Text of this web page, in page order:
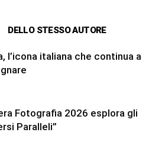
DELLO STESSO AUTORE
l’icona italiana che continua a
Fotografia 2026 esplora gli
Paralleli”